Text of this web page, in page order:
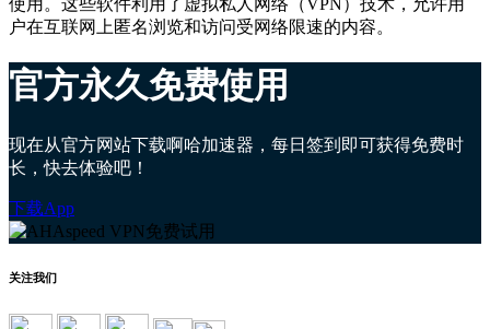
使用。这些软件利用了虚拟私人网络（VPN）技术，允许用
户在互联网上匿名浏览和访问受网络限速的内容。
官方永久免费使用
现在从官方网站下载啊哈加速器，每日签到即可获得免费时
长，快去体验吧！
下载App
关注我们